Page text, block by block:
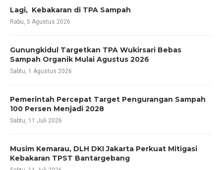
Lagi, Kebakaran di TPA Sampah
Rabu, 5 Agustus 2026
Gunungkidul Targetkan TPA Wukirsari Bebas
Sampah Organik Mulai Agustus 2026
Sabtu, 1 Agustus 2026
Pemerintah Percepat Target Pengurangan Sampah
100 Persen Menjadi 2028
Sabtu, 11 Juli 2026
Musim Kemarau, DLH DKI Jakarta Perkuat Mitigasi
Kebakaran TPST Bantargebang